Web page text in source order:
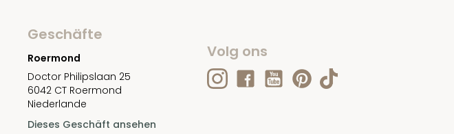
Geschäfte
Roermond
Doctor Philipslaan 25
6042 CT Roermond
Niederlande
Dieses Geschäft ansehen
Volg ons